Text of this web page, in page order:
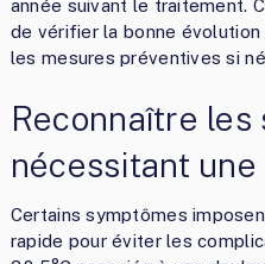
année suivant le traitement.
de vérifier la bonne
les mesures préventives si
Reconnaître les
nécessitant
Certains symptômes
rapide pour éviter les